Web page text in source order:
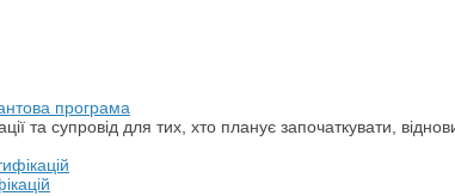
програма
та супровід для тих, хто планує започаткувати,